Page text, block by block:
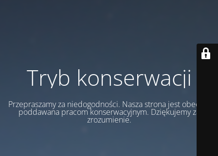
Tryb konserwacji
Przepraszamy za niedogodności. Nasza strona jest obecnie
poddawana pracom konserwacyjnym. Dziękujemy za
zrozumienie.